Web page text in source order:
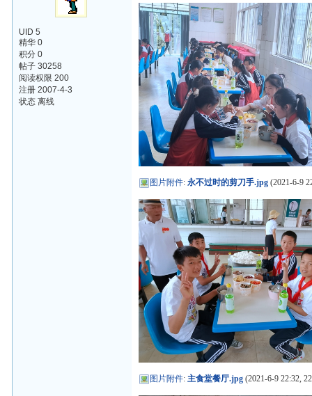
UID 5
精华 0
积分 0
帖子 30258
阅读权限 200
注册 2007-4-3
状态 离线
图片附件:永不过时的剪刀手.jpg (2021-6-9
图片附件:主食堂餐厅.jpg (2021-6-9 22:32,